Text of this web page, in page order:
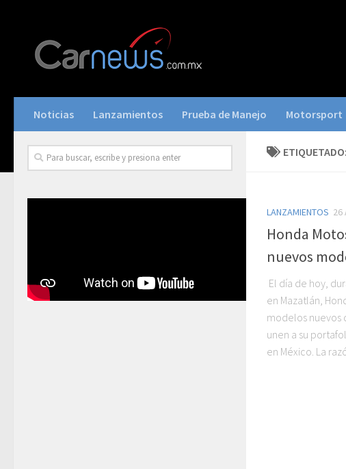
Noticias Lanzamientos Prueba de Manejo Motorsport
ETIQUETADO:
LANZAMIENTOS 26
Honda
nuevos
El día de hoy,
en Mazatlán,
modelos nuevos
unen a su
en México. La